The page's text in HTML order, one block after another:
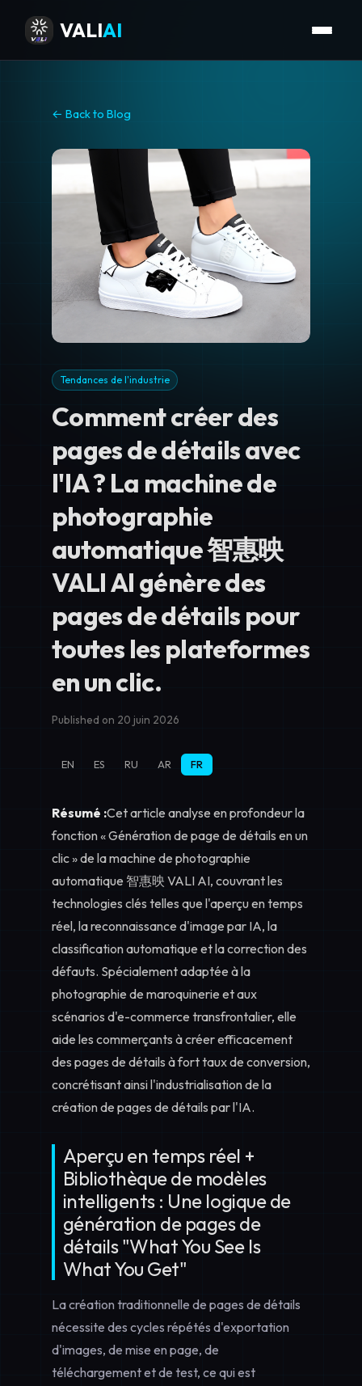
VALIAI
← Back to Blog
Tendances de l'industrie
Comment créer des
pages de détails avec
l'IA ? La machine de
photographie
automatique 智惠映
VALI AI génère des
pages de détails pour
toutes les plateformes
en un clic.
Published on 20 juin 2026
EN ES RU AR FR
Résumé :Cet article analyse en profondeur la
fonction « Génération de page de détails en un
clic » de la machine de photographie
automatique 智惠映 VALI AI, couvrant les
technologies clés telles que l'aperçu en temps
réel, la reconnaissance d'image par IA, la
classification automatique et la correction des
défauts. Spécialement adaptée à la
photographie de maroquinerie et aux
scénarios d'e-commerce transfrontalier, elle
aide les commerçants à créer efficacement
des pages de détails à fort taux de conversion,
concrétisant ainsi l'industrialisation de la
création de pages de détails par l'IA.
Aperçu en temps réel +
Bibliothèque de modèles
intelligents : Une logique de
génération de pages de
détails "What You See Is
What You Get"
La création traditionnelle de pages de détails
nécessite des cycles répétés d'exportation
d'images, de mise en page, de
téléchargement et de test, ce qui est